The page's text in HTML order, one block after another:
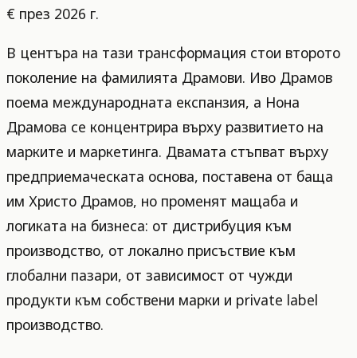
€ през 2026 г.
В центъра на тази трансформация стои второто
поколение на фамилията Драмови. Иво Драмов
поема международната експанзия, а Нона
Драмова се концентрира върху развитието на
марките и маркетинга. Двамата стъпват върху
предприемаческата основа, поставена от баща
им Христо Драмов, но променят мащаба и
логиката на бизнеса: от дистрибуция към
производство, от локално присъствие към
глобални пазари, от зависимост от чужди
продукти към собствени марки и private label
производство.